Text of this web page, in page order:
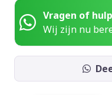
Vragen of
Wij zijn nu